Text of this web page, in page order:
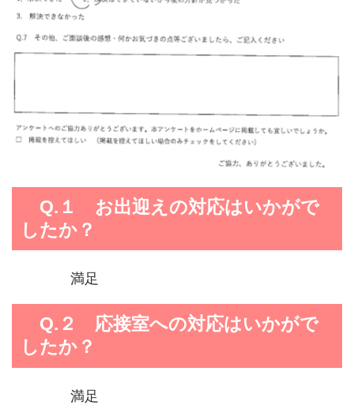
Q.１ お出迎えの対応はいかがで
したか？
満足
Q.２ 応接室への対応はいかがで
したか？
満足